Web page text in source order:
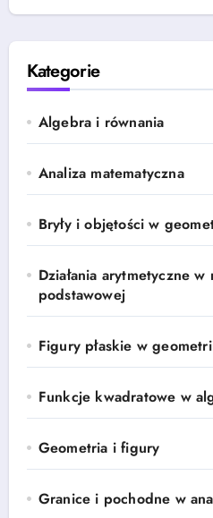
Kategorie
Algebra i równania
Analiza matematyczna
Bryły i objętości w
Działania arytmetyczne w
podstawowej
Figury płaskie w
Funkcje kwadratowe w
Geometria i figury
Granice i pochodne w